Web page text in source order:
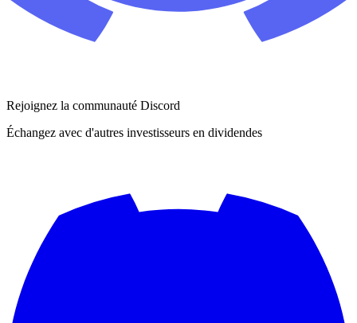
Rejoignez la communauté Discord
Échangez avec d'autres investisseurs en dividendes